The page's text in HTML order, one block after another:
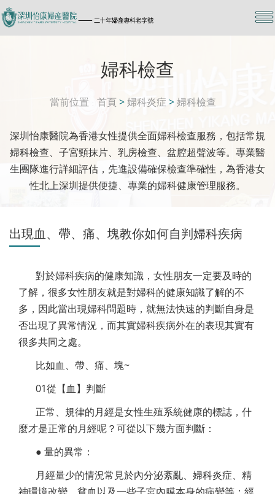
婦科檢查
當前位置 首頁 >婦科炎症 >婦科檢查
深圳怡康醫院為香港女性提供全面婦科檢查服務，包括常規
婦科檢查、子宮頸抹片、乳房檢查、盆腔超聲波等。專業醫
生團隊進行詳細評估，先進設備確保檢查準確性，為香港女
性北上深圳提供便捷、專業的婦科健康管理服務。
出現血、帶、痛、塊教你如何自判婦科疾病
對於婦科疾病的健康知識，女性朋友一定要及時的
了解，很多女性朋友就是對婦科的健康知識了解的不
多，因此當出現婦科問題時，就無法快速的判斷自身是
否出現了異常情況，而其實婦科疾病外在的表現其實有
很多共同之處。
比如血、帶、痛、塊~
01從【血】判斷
正常、規律的月經是女性生殖系統健康的標誌，什
麼才是正常的月經呢？可從以下幾方面判斷：
● 量的異常：
月經量少的情況常見於內分泌紊亂、婦科炎症、精